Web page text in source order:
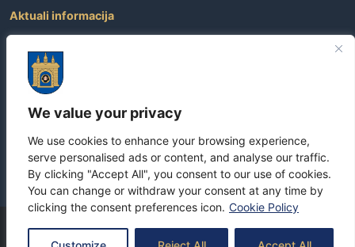
We value your privacy
We use cookies to enhance your browsing experience,
serve personalised ads or content, and analyse our traffic.
By clicking "Accept All", you consent to our use of cookies.
You can change or withdraw your consent at any time by
clicking the consent preferences icon. Cookie Policy
Aktuali informacija
Atviri duomenys
Nuorodos
Dažniausiai užduodami klausimai
Apie savivaldybę
Copyright